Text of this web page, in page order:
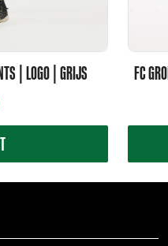
| LOGO | GRIJS FC